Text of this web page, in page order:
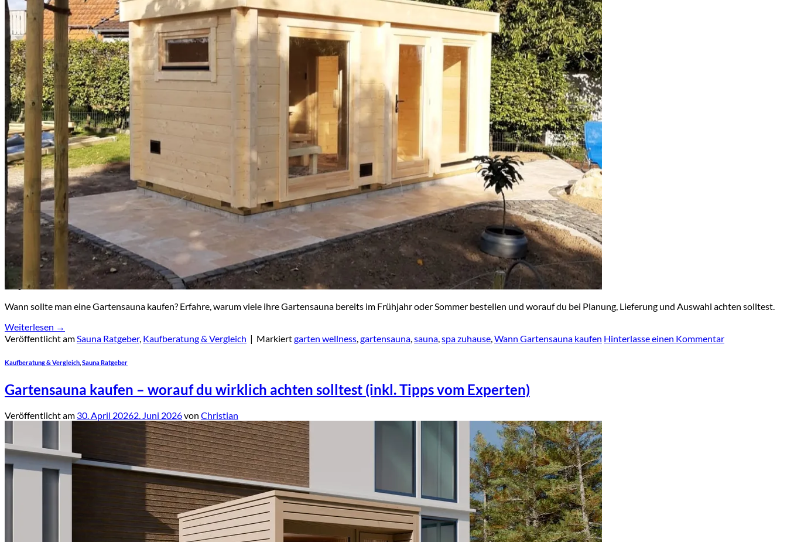
Warenkorb /0,00€
Es befinden sich keine Produkte im Warenkorb.
Suchen nach:
Warenkorb
Es befinden sich keine Produkte im Warenkorb.
Sichere Zahlung überMollie
🛡️ SSL-verschlüsselte Übertragung Ihrer Daten
Wann sollte man eine Gartensauna kaufen? Erfahre, warum viele ihre Gartensauna bereits im Frühjahr oder Sommer bestellen und worauf du bei Planung, Lieferung und Auswahl achten solltest.
Weiterlesen →
Veröffentlicht amSauna Ratgeber, Kaufberatung & Vergleich | Markiertgarten wellness,gartensauna,sauna,spa zuhause,Wann Gartensauna kaufen Hinterlasse einen Kommentar
Kaufberatung & Vergleich Sauna Ratgeber
Gartensauna kaufen – worauf du wirklich achten solltest (inkl. Tipps vom Experten)
Veröffentlicht am 30. April 20262. Juni 2026von Christian